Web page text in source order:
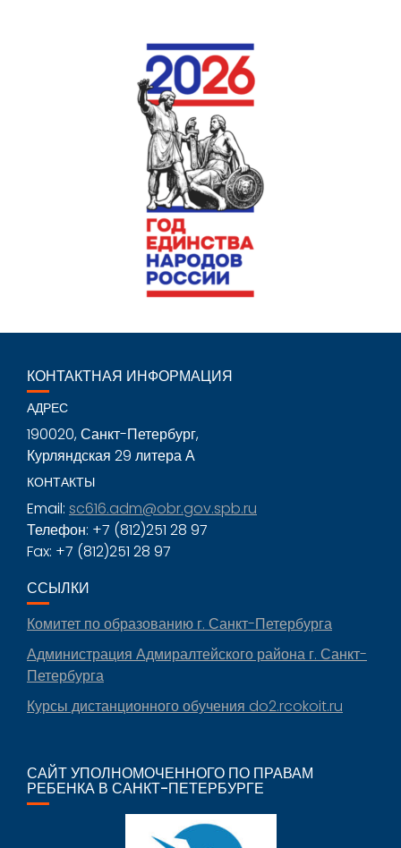
КОНТАКТНАЯ ИНФОРМАЦИЯ
АДРЕС
190020, Санкт-Петербург,
Курляндская 29 литера А
КОНТАКТЫ
Email: sc616.adm@obr.gov.spb.ru
Телефон: +7 (812)251 28 97
Fax: +7 (812)251 28 97
ССЫЛКИ
Комитет по образованию г. Санкт-Петербурга
Администрация Адмиралтейского района г. Санкт-
Петербурга
Курсы дистанционного обучения do2.rcokoit.ru
САЙТ УПОЛНОМОЧЕННОГО ПО ПРАВАМ
РЕБЕНКА В САНКТ-ПЕТЕРБУРГЕ